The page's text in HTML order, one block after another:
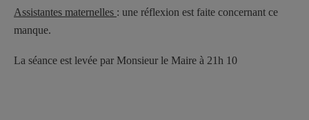
Assistantes maternelles : une réflexion est faite concernant ce
manque.
La séance est levée par Monsieur le Maire à 21h 10